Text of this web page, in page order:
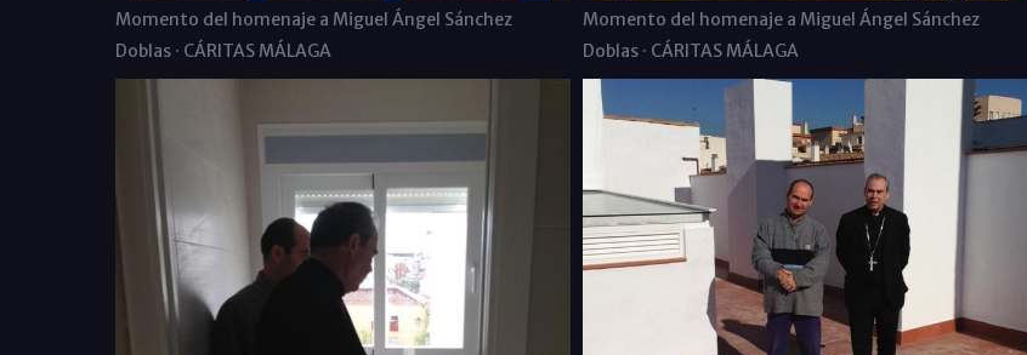
Momento del homenaje a Miguel Ángel Sánchez
Doblas · CÁRITAS MÁLAGA
Momento del homenaje a Miguel Ángel Sánchez
Doblas · CÁRITAS MÁLAGA